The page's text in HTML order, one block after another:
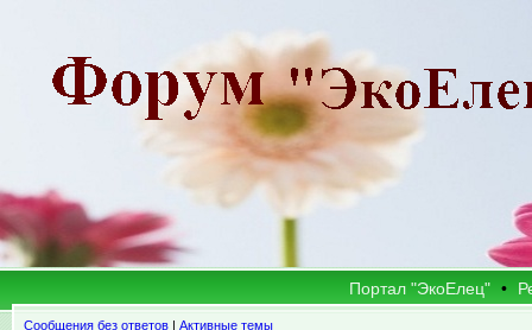
Портал "ЭкоЕлец" •
Сообщения без ответов | Активные темы